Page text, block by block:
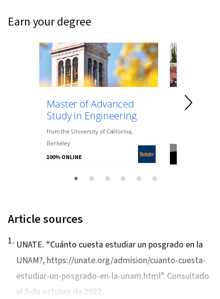
earn your degree
Master of Advanced
Study in Engineering
fromthe University of California,
Berkeley
100% ONLINE
Master
1 2 3 4 5 6
Article sources
1. UNATE. “Cuánto cuesta estudiar un posgrado en la
UNAM?, https://unate.org/admision/cuanto-cuesta-
estudiar-un-posgrado-en-la-unam.html”. Consultado
el 5 de octubre de 2022.